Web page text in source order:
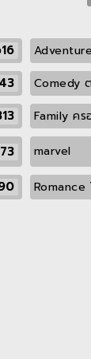
43 Comedy
Family คร
marvel
Romance